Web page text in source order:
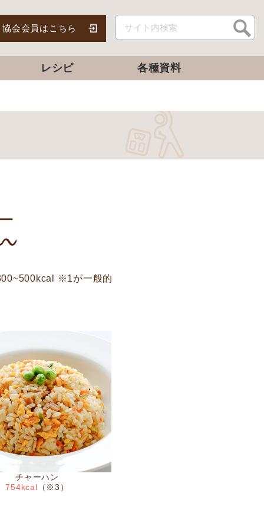
協会会員はこちら
レシピ 各種資料
※1が一般的
チャーハン
754kcal （※3）